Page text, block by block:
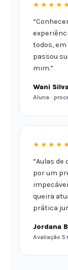
todos, em
passou
mim.”
Wani
Aluna ·
“Aulas
por um
queira
prática
Jordana
Avaliação